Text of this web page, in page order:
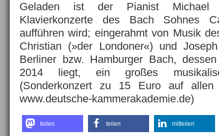
Geladen ist der Pianist
Klavierkonzerte des Bach Sohnes
aufführen wird; eingerahmt von Musik
Christian (»der Londoner«) und
Berliner bzw. Hamburger Bach,
2014 liegt, ein großes
(Sonderkonzert zu 15 Euro auf
www.deutsche-kammerakademie.de)
teilen teilen mitteilen